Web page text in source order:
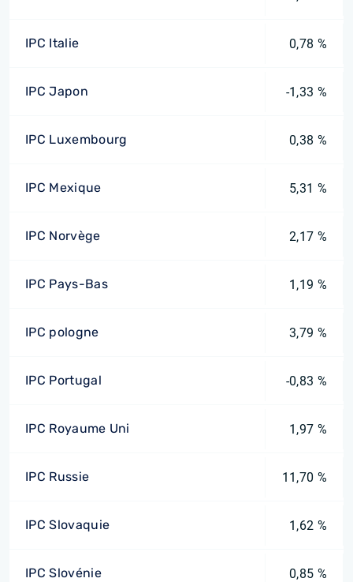
IPC Italie 0,78 %
IPC Japon -1,33 %
IPC Luxembourg 0,38 %
IPC Mexique 5,31 %
IPC Norvège 2,17 %
IPC Pays-Bas 1,19 %
IPC pologne 3,79 %
IPC Portugal -0,83 %
IPC Royaume Uni 1,97 %
IPC Russie 11,70 %
IPC Slovaquie 1,62 %
IPC Slovénie 0,85 %